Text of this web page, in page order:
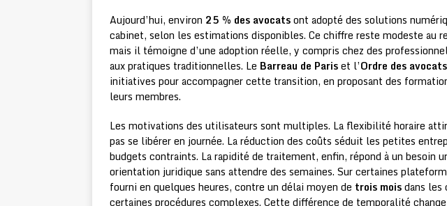
Aujourd’hui, environ 25 % des avocatsont adopté des solutions
cabinet, selon les estimations disponibles. Ce chiffre reste modeste au
mais il témoigne d’une adoption réelle, y compris chez des
aux pratiques traditionnelles. Le Barreau de Pariset l’Ordre des avocats
initiatives pour accompagner cette transition, en proposant des
leurs membres.
Les motivations des utilisateurs sont multiples. La flexibilité horaire
pas se libérer en journée. La réduction des coûts séduit les petites
budgets contraints. La rapidité de traitement, enfin, répond à un besoin
orientation juridique sans attendre des semaines. Sur certaines
fourni en quelques heures, contre un délai moyen de trois moisdans
certaines procédures complexes. Cette différence de temporalité